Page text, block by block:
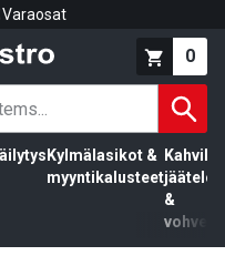
Varaosat
0
Kylmälasikot &
myyntikalusteet
Kahvila,
jäätelö
&
vohvelit